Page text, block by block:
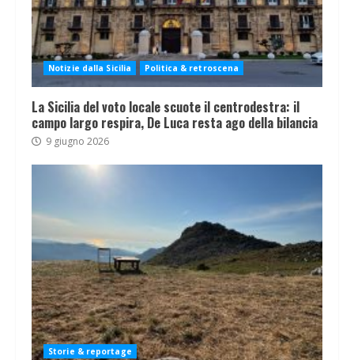
Notizie dalla Sicilia Politica & retroscena
La Sicilia del voto locale scuote il centrodestra: il
campo largo respira, De Luca resta ago della bilancia
9 giugno 2026
Storie & reportage